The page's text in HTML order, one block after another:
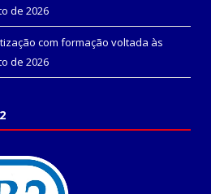
de 2026
com formação voltada às
de 2026